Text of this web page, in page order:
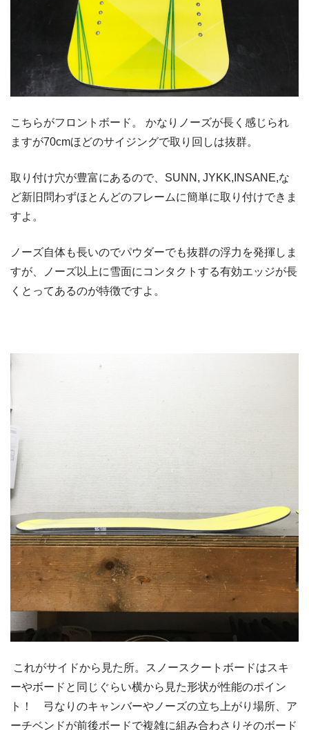
こちらがフロントボード。 かなりノーズが長く感じられ
ますが70cmほどのサイジングで取り回しは抜群。
取り付け穴が豊富にあるので、SUNN, JYKK,INSANE,な
ど新旧問わずほとんどのフレームに簡単に取り付けできま
すよ。
ノーズ自体も長いのでパウダーでも抜群の浮力を発揮しま
すが、ノーズ以上に雪面にコンタクトする有効エッジが長
くとってあるのが特徴ですよ。
これがサイドから見た所。スノースクートボードはスキ
ーやボードと同じぐらい横から見た形状が性能のポイン
ト！ 弓なりのキャンバーやノーズの立ち上がり場所、ア
ーチベンドが前後ボードで複雑に組み合わさりそのボード